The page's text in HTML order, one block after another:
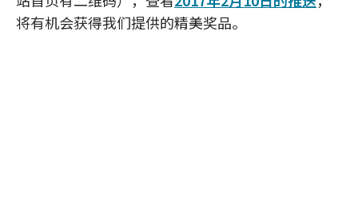
将有机会获得我们提供的精美奖品。